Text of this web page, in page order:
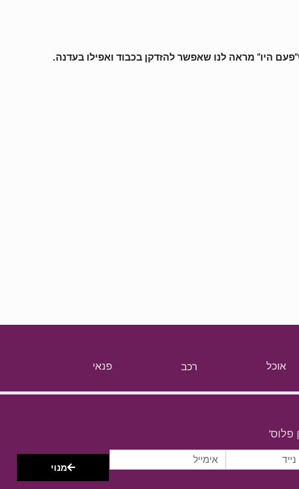
היו" מראה לנו שאפשר להזדקן בכבוד ואפילו בעדנה.
אוכל רכב פנאי
פלוס'
מנוי